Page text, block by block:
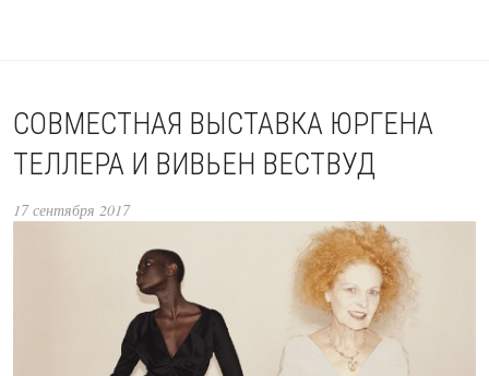
СОВМЕСТНАЯ ВЫСТАВКА ЮРГЕНА
ТЕЛЛЕРА И ВИВЬЕН ВЕСТВУД
17 сентября 2017